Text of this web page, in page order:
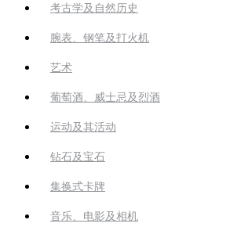
考古学及自然历史
腕表、钢笔及打火机
艺术
葡萄酒、威士忌及烈酒
运动及其活动
钻石及宝石
集换式卡牌
音乐、电影及相机